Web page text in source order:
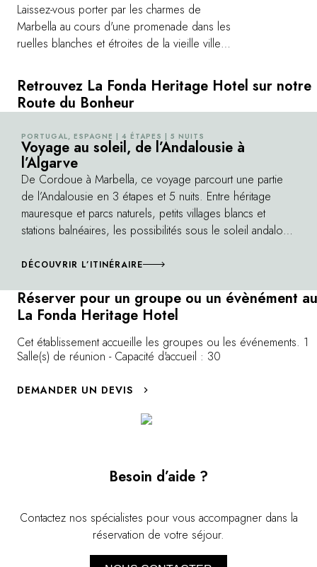
Besoin d’aide ?
Contactez nos spécialistes pour vous accompagner dans la
réservation de votre séjour.
Retrouvez La Fonda Heritage Hotel sur notre
Route du Bonheur
PORTUGAL, ESPAGNE | 4 ÉTAPES | 5 NUITS
Voyage au soleil, de l’Andalousie à
l’Algarve
De Cordoue à Marbella, ce voyage parcourt une partie
de l’Andalousie en 3 étapes et 5 nuits. Entre héritage
mauresque et parcs naturels, petits villages blancs et
stations balnéaires, les possibilités sous le soleil andalou
DÉCOUVRIR L’ITINÉRAIRE
Réserver pour un groupe ou un évènément au
La Fonda Heritage Hotel
Cet établissement accueille les groupes ou les événements. 1
Salle(s) de réunion - Capacité d'accueil : 30
DEMANDER UN DEVIS
Laissez-vous porter par les charmes de
Marbella au cours d'une promenade dans les
ruelles blanches et étroites de la vieille ville.
fascinant de votre guide local, qui vous
livrera tous les secrets de cette médina
arabe-andalouse à l'histoire unique. Une
balade ponctuée d'anecdotes curieuses qui
vous fait découvrir une nouvelle facette de la
capitale de la Costa del Sol.